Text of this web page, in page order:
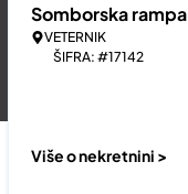
Somborska rampa
VETERNIK
ŠIFRA: #17142
Više o nekretnini >